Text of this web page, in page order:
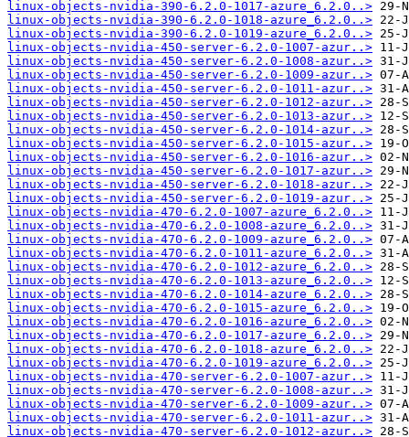
linux-objects-nvidia-390-6.2.0-1017-azure_6.2.0..>
linux-objects-nvidia-390-6.2.0-1018-azure_6.2.0..>
linux-objects-nvidia-390-6.2.0-1019-azure_6.2.0..>
linux-objects-nvidia-450-server-6.2.0-1007-azur..>
linux-objects-nvidia-450-server-6.2.0-1008-azur..>
linux-objects-nvidia-450-server-6.2.0-1009-azur..>
linux-objects-nvidia-450-server-6.2.0-1011-azur..>
linux-objects-nvidia-450-server-6.2.0-1012-azur..>
linux-objects-nvidia-450-server-6.2.0-1013-azur..>
linux-objects-nvidia-450-server-6.2.0-1014-azur..>
linux-objects-nvidia-450-server-6.2.0-1015-azur..>
linux-objects-nvidia-450-server-6.2.0-1016-azur..>
linux-objects-nvidia-450-server-6.2.0-1017-azur..>
linux-objects-nvidia-450-server-6.2.0-1018-azur..>
linux-objects-nvidia-450-server-6.2.0-1019-azur..>
linux-objects-nvidia-470-6.2.0-1007-azure_6.2.0..>
linux-objects-nvidia-470-6.2.0-1008-azure_6.2.0..>
linux-objects-nvidia-470-6.2.0-1009-azure_6.2.0..>
linux-objects-nvidia-470-6.2.0-1011-azure_6.2.0..>
linux-objects-nvidia-470-6.2.0-1012-azure_6.2.0..>
linux-objects-nvidia-470-6.2.0-1013-azure_6.2.0..>
linux-objects-nvidia-470-6.2.0-1014-azure_6.2.0..>
linux-objects-nvidia-470-6.2.0-1015-azure_6.2.0..>
linux-objects-nvidia-470-6.2.0-1016-azure_6.2.0..>
linux-objects-nvidia-470-6.2.0-1017-azure_6.2.0..>
linux-objects-nvidia-470-6.2.0-1018-azure_6.2.0..>
linux-objects-nvidia-470-6.2.0-1019-azure_6.2.0..>
linux-objects-nvidia-470-server-6.2.0-1007-azur..>
linux-objects-nvidia-470-server-6.2.0-1008-azur..>
linux-objects-nvidia-470-server-6.2.0-1009-azur..>
linux-objects-nvidia-470-server-6.2.0-1011-azur..>
linux-objects-nvidia-470-server-6.2.0-1012-azur..>